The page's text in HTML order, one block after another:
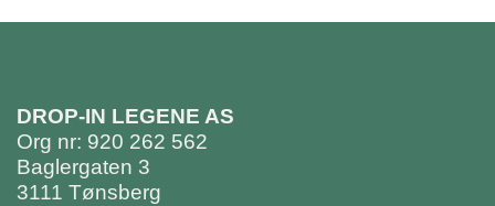
DROP-IN LEGENE AS
Org nr: 920 262 562
Baglergaten 3
3111 Tønsberg